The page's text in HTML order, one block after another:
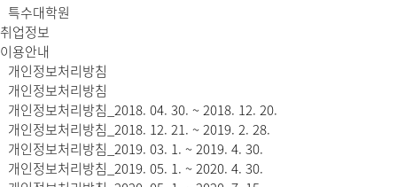
특수대학원
취업정보
이용안내
개인정보처리방침
개인정보처리방침
개인정보처리방침_2018. 04. 30. ~ 2018. 12. 20.
개인정보처리방침_2018. 12. 21. ~ 2019. 2. 28.
개인정보처리방침_2019. 03. 1. ~ 2019. 4. 30.
개인정보처리방침_2019. 05. 1. ~ 2020. 4. 30.